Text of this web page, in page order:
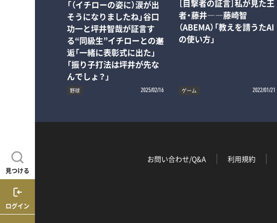
見つける
ログイン
「（イチローの姿に）涙が出
そうになりましたね」谷口
功一と坪井智哉が証言す
る“同級生”イチローとの邂
逅「一緒に表彰式に出た」
「振り子打法は坪井が先な
んでしょ？」
野球 2025/02/16
［目撃者の証言］私が見た王
者・藤井――藤崎智
（ABEMA）「教えを請うたAI
の使い方」
ゲーム 2022/01/21
お問い合わせ/Q&A 利用規約